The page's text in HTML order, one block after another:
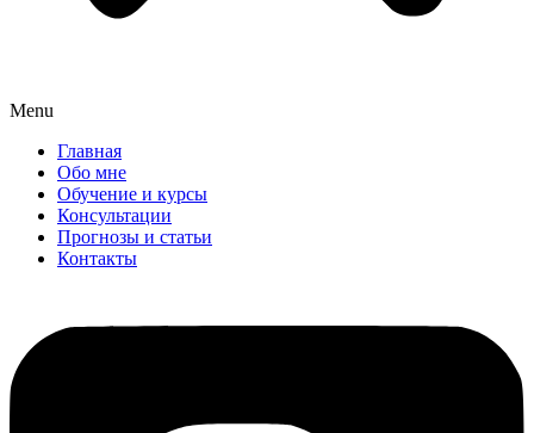
Menu
Главная
Обо мне
Обучение и курсы
Консультации
Прогнозы и статьи
Контакты